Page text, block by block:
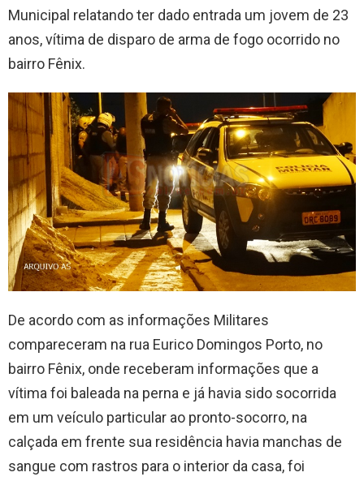
Municipal relatando ter dado entrada um jovem de 23
anos, vítima de disparo de arma de fogo ocorrido no
bairro Fênix.
De acordo com as informações Militares
compareceram na rua Eurico Domingos Porto, no
bairro Fênix, onde receberam informações que a
vítima foi baleada na perna e já havia sido socorrida
em um veículo particular ao pronto-socorro, na
calçada em frente sua residência havia manchas de
sangue com rastros para o interior da casa, foi